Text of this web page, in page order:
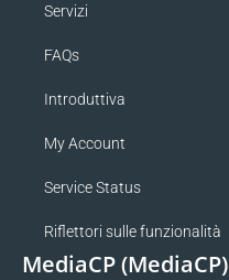
Servizi
FAQs
Introduttiva
My Account
Service Status
Riflettori sulle funzionalità
MediaCP (MediaCP)